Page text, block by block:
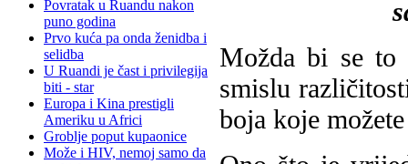
Povratak u Ruandu nakon
puno godina
Prvo kuća pa onda ženidba i
selidba
U Ruandi je čast i privilegija
biti - star
Europa i Kina prestigli
Ameriku u Africi
Groblje poput kupaonice
Može i HIV, nemoj samo da
Možda bi se
smislu
boja koje